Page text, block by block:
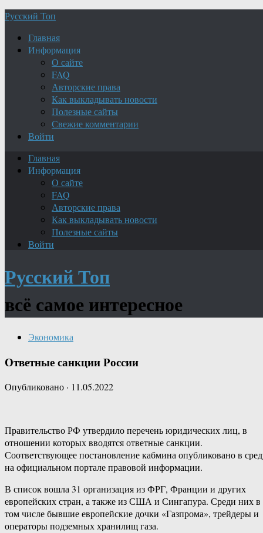
Русский Топ
Главная
Информация
О сайте
FAQ
Авторские права
Как выкладывать новости
Полезные сайты
Свежие комментарии
Войти
Главная
Информация
О сайте
FAQ
Авторские права
Как выкладывать новости
Полезные сайты
Войти
Русский Топ
всё самое интересное
Экономика
Ответные санкции России
Опубликовано · 11.05.2022
Правительство РФ утвердило перечень юридических лиц, в
отношении которых вводятся ответные санкции.
Соответствующее постановление кабмина опубликовано в
на официальном портале правовой информации.
В список вошла 31 организация из ФРГ, Франции и других
европейских стран, а также из США и Сингапура. Среди них в
том числе бывшие европейские дочки «Газпрома», трейдеры и
операторы подземных хранилищ газа.